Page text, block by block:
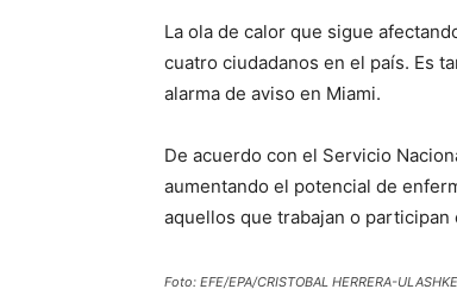
La ola de calor que sigue
cuatro ciudadanos en el país. Es
alarma de aviso en Miami.
De acuerdo con el Servicio
aumentando el potencial de
aquellos que trabajan o
Foto: EFE/EPA/CRISTOBAL HERRERA-